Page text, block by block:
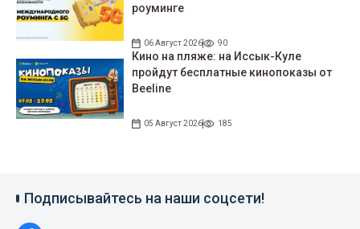
роуминге
06 Август 2026 90
Кино на пляже: на Иссык-Куле
пройдут беcплатные кинопоказы от
Beeline
05 Август 2026 185
Подписывайтесь на наши соцсети!